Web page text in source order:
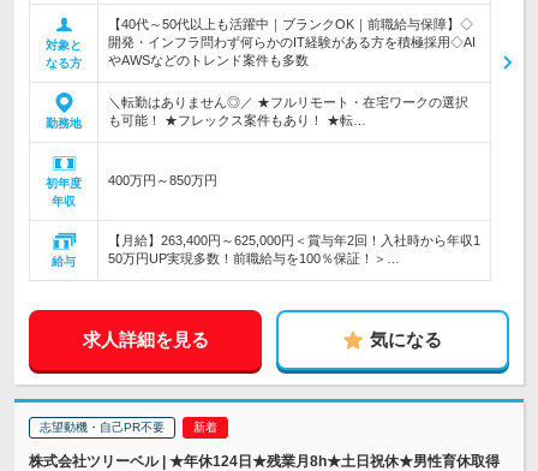
対象と
なる方
【40代～50代以上も活躍中｜ブランクOK｜前職給与保障】◇
開発・インフラ問わず何らかのIT経験がある方を積極採用◇AI
やAWSなどのトレンド案件も多数
勤務地
＼転勤はありません◎／ ★フルリモート・在宅ワークの選択
も可能！ ★フレックス案件もあり！ ★転…
初年度
年収
400万円～850万円
給与
【月給】263,400円～625,000円＜賞与年2回！入社時から年収1
50万円UP実現多数！前職給与を100％保証！＞…
求人詳細を見る 気になる
志望動機・自己PR不要
株式会社ツリーベル | ★年休124日★残業月8h★土日祝休★男性育休取得